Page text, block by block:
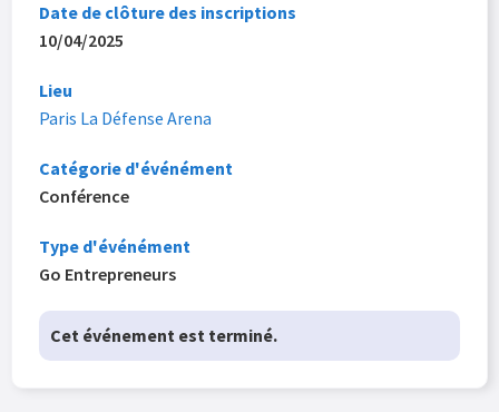
Date de clôture des inscriptions
10/04/2025
Lieu
Paris La Défense Arena
Catégorie d'événément
Conférence
Type d'événément
Go Entrepreneurs
Cet événement est terminé.